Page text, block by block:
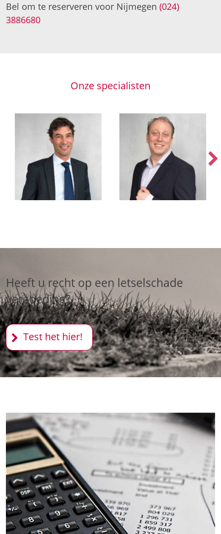
Bel om te reserveren voor Nijmegen (024)
3886680
Onze specialisten
Heeft u recht op een letselschade
vergoeding?
Test het hier!